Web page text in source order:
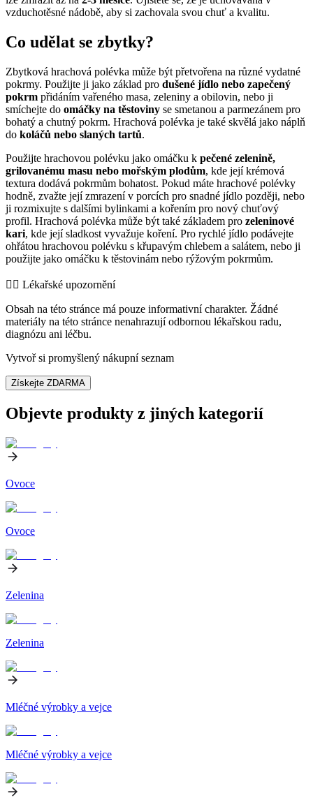
vzduchotěsné nádobě, aby si zachovala svou chuť a kvalitu.
Co udělat se zbytky?
Zbytková hrachová polévka může být přetvořena na různé vydatné
pokrmy. Použijte ji jako základ pro dušené jídlo nebo zapečený
pokrm přidáním vařeného masa, zeleniny a obilovin, nebo ji
smíchejte do omáčky na těstoviny se smetanou a parmezánem pro
bohatý a chutný pokrm. Hrachová polévka je také skvělá jako náplň
do koláčů nebo slaných tartů.
Použijte hrachovou polévku jako omáčku k pečené zelenině,
grilovanému masu nebo mořským plodům, kde její krémová
textura dodává pokrmům bohatost. Pokud máte hrachové polévky
hodně, zvažte její zmrazení v porcích pro snadné jídlo později, nebo
ji rozmixujte s dalšími bylinkami a kořením pro nový chuťový
profil. Hrachová polévka může být také základem pro zeleninové
kari, kde její sladkost vyvažuje koření. Pro rychlé jídlo podávejte
ohřátou hrachovou polévku s křupavým chlebem a salátem, nebo ji
použijte jako omáčku k těstovinám nebo rýžovým pokrmům.
👨‍⚕️️ Lékařské upozornění
Obsah na této stránce má pouze informativní charakter. Žádné
materiály na této stránce nenahrazují odbornou lékařskou radu,
diagnózu ani léčbu.
Vytvoř si promyšlený nákupní seznam
Získejte ZDARMA
Objevte produkty z jiných kategorií
Ovoce
Ovoce
Zelenina
Zelenina
Mléčné výrobky a vejce
Mléčné výrobky a vejce